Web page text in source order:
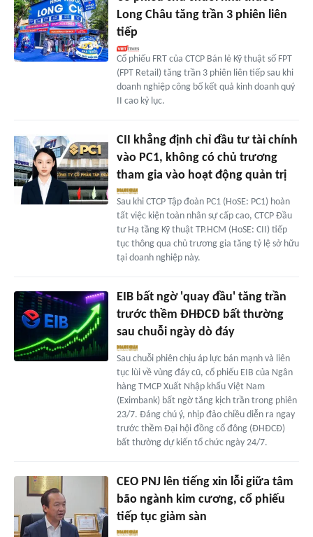
Long Châu tăng trần 3 phiên liên
tiếp
Cổ phiếu FRT của CTCP Bán lẻ Kỹ thuật số FPT
(FPT Retail) tăng trần 3 phiên liên tiếp sau khi
doanh nghiệp công bố kết quả kinh doanh quý
II cao kỷ lục.
CII khẳng định chỉ đầu tư tài chính
vào PC1, không có chủ trương
tham gia vào hoạt động quản trị
Sau khi CTCP Tập đoàn PC1 (HoSE: PC1) hoàn
tất việc kiện toàn nhân sự cấp cao, CTCP Đầu
tư Hạ tầng Kỹ thuật TP.HCM (HoSE: CII) tiếp
tục thông qua chủ trương gia tăng tỷ lệ sở hữu
tại doanh nghiệp này.
EIB bất ngờ 'quay đầu' tăng trần
trước thềm ĐHĐCĐ bất thường
sau chuỗi ngày dò đáy
Sau chuỗi phiên chịu áp lực bán mạnh và liên
tục lùi về vùng đáy cũ, cổ phiếu EIB của Ngân
hàng TMCP Xuất Nhập khẩu Việt Nam
(Eximbank) bất ngờ tăng kịch trần trong phiên
23/7. Đáng chú ý, nhịp đảo chiều diễn ra ngay
trước thềm Đại hội đồng cổ đông (ĐHĐCĐ)
bất thường dự kiến tổ chức ngày 24/7.
CEO PNJ lên tiếng xin lỗi giữa tâm
bão ngành kim cương, cổ phiếu
tiếp tục giảm sàn